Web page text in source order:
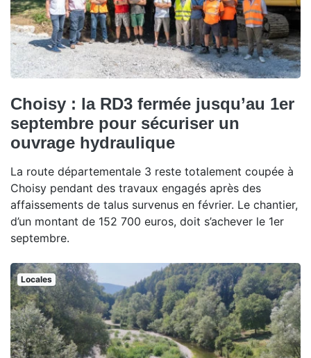
Choisy : la RD3 fermée jusqu’au 1er
septembre pour sécuriser un
ouvrage hydraulique
La route départementale 3 reste totalement coupée à
Choisy pendant des travaux engagés après des
affaissements de talus survenus en février. Le chantier,
d’un montant de 152 700 euros, doit s’achever le 1er
septembre.
Locales